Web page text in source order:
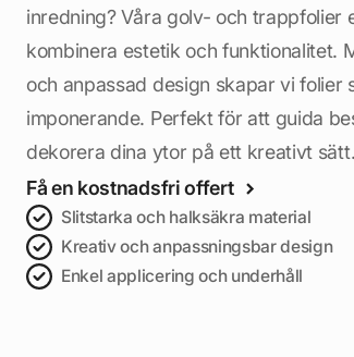
inredning? Våra golv- och trappfolier
kombinera estetik och funktionalitet.
och anpassad design skapar vi folier
imponerande. Perfekt för att guida
dekorera dina ytor på ett kreativt sätt.
Få en kostnadsfri offert
Slitstarka och halksäkra material
Kreativ och anpassningsbar design
Enkel applicering och underhåll